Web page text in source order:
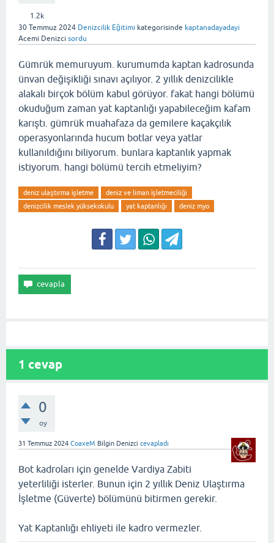
1.2k
30 Temmuz 2024 Denizcilik Eğitimi kategorisinde kaptanadayadayi
Acemi Denizci sordu
Gümrük memuruyum. kurumumda kaptan kadrosunda
ünvan değişikliği sınavı açılıyor. 2 yıllık denizcilikle
alakalı birçok bölüm kabul görüyor. fakat hangi bölümü
okuduğum zaman yat kaptanlığı yapabileceğim kafam
karıştı. gümrük muahafaza da gemilere kaçakçılık
operasyonlarında hucum botlar veya yatlar
kullanıldığını biliyorum. bunlara kaptanlık yapmak
istiyorum. hangi bölümü tercih etmeliyim?
deniz ulaştırma i̇şletme
deniz ve liman i̇şletmeciliği
denizcilik meslek yüksekokulu
yat kaptanlığı deniz myo
1 cevap
0
oy
31 Temmuz 2024 CoaxeM Bilgin Denizci cevapladı
Bot kadroları için genelde Vardiya Zabiti
yeterliliği isterler. Bunun için 2 yıllık Deniz Ulaştırma
İşletme (Güverte) bölümünü bitirmen gerekir.
Yat Kaptanlığı ehliyeti ile kadro vermezler.